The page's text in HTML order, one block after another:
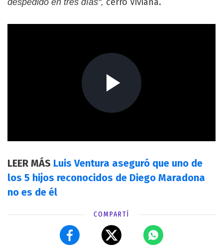
LEER MÁS Luis Ventura aseguró que uno de
los 5 hijos reconocidos de Diego Maradona
no es de él
COMPARTÍ